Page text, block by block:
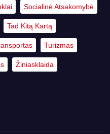
Socialinė Atsakomybė
Tad Kitą Kartą
Turizmas
Žiniasklaida